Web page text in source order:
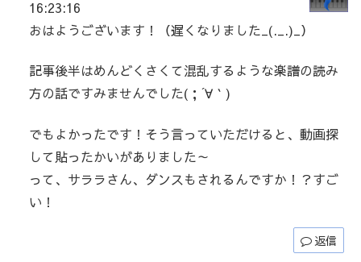
16:23:16
おはようございます！（遅くなりました_(._.)_）
記事後半はめんどくさくて混乱するような楽譜の読み
方の話ですみませんでした(；´∀｀)
でもよかったです！そう言っていただけると、動画探
して貼ったかいがありました～
って、サララさん、ダンスもされるんですか！？すご
い！
返信